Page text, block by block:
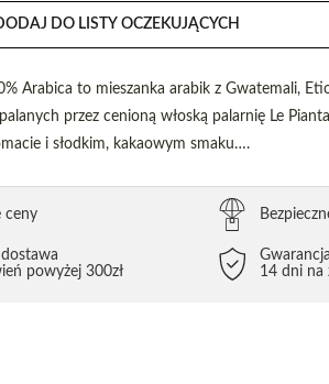
DO LISTY OCZEKUJĄCYCH
Arabica to mieszanka arabik z Gwatemali,
przez cenioną włoską palarnię Le
i słodkim, kakaowym smaku….
ceny
powyżej 300zł
14 dni na